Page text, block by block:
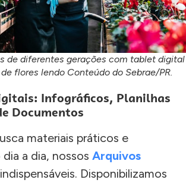
de diferentes gerações com tablet digital
flores lendo Conteúdo do Sebrae/PR.
Infográficos, Planilhas
Documentos
materiais práticos e
a dia, nossos Arquivos
Disponibilizamos